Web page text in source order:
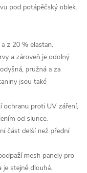
pod potápěčský oblek.
z 20 % elastan.
a zároveň je odolný
pružná a za
jsou také
ochranu proti UV záření,
od slunce.
část delší než přední
mesh panely pro
je stejně dlouhá.